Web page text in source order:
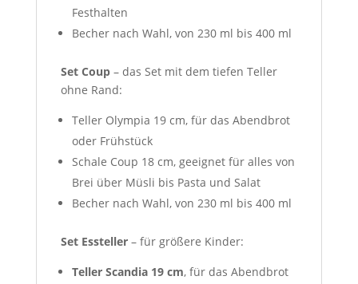
Festhalten
Becher nach Wahl, von 230 ml bis 400 ml
Set Coup– das Set mit dem tiefen Teller
ohne Rand:
Teller Olympia 19 cm, für das Abendbrot
oder Frühstück
Schale Coup 18 cm, geeignet für alles von
Brei über Müsli bis Pasta und Salat
Becher nach Wahl, von 230 ml bis 400 ml
Set Essteller– für größere Kinder:
Teller Scandia 19 cm, für das Abendbrot